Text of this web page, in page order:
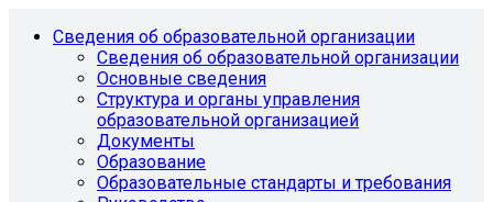
Сведения об образовательной организации
Сведения об образовательной организации
Основные сведения
Структура и органы управления
образовательной организацией
Документы
Образование
Образовательные стандарты и требования